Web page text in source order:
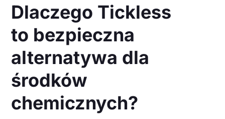
Dlaczego Tickless
to bezpieczna
alternatywa dla
środków
chemicznych?